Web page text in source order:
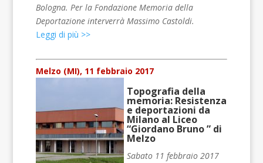
Bologna. Per la Fondazione Memoria della
Deportazione interverrà Massimo Castoldi.
Leggi di più >>
Melzo (MI), 11 febbraio 2017
Topografia della
memoria: Resistenza
e deportazioni da
Milano al Liceo
“Giordano Bruno ” di
Melzo
Sabato 11 febbraio 2017